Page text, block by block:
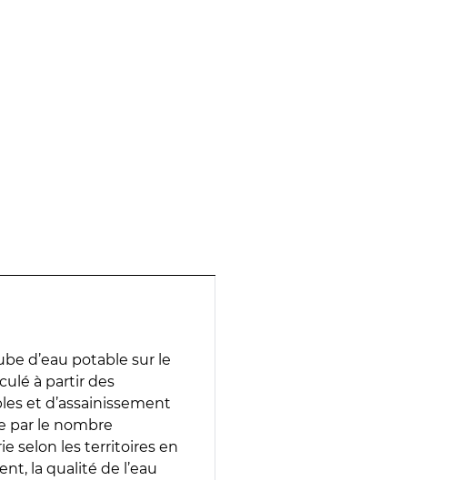
d’eau potable sur le
à partir des
et d’assainissement
par le nombre
selon les territoires en
la qualité de l’eau